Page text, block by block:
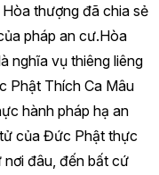
thượng đã chia sẻ
pháp an cư.Hòa
nghĩa vụ thiêng liêng
Phật Thích Ca Mâu
hành pháp hạ an
của Đức Phật thực
nơi đâu, đến bất cứ